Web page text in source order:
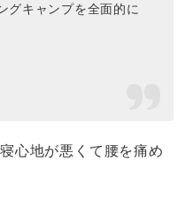
グキャンプを全面的に
心地が悪くて腰を痛め